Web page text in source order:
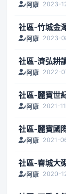
阿康 2023-
社區-竹城金
阿康 2023-
社區-濟弘耕
阿康 2022-
社區-麗寶世
阿康 2021-
社區-麗寶國
阿康 2021-
社區-春城大
阿康 2020-